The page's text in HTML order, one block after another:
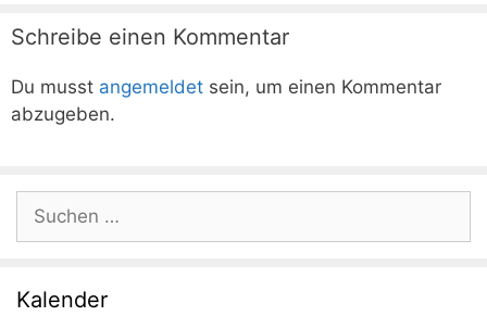
Schreibe einen Kommentar
Du musst angemeldet sein, um einen Kommentar
abzugeben.
Suchen
nach:
Kalender